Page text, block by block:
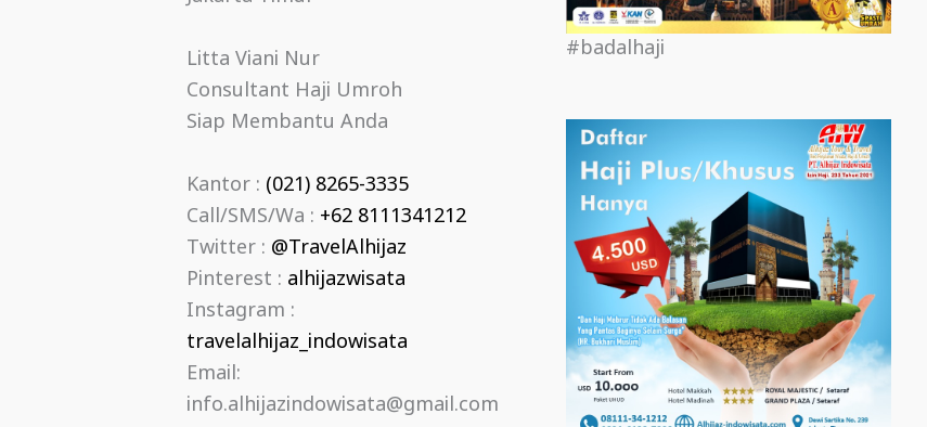
Litta Viani Nur
Consultant Haji Umroh
Siap Membantu Anda
Kantor : (021) 8265-3335
Call/SMS/Wa : +62 8111341212
Twitter : @TravelAlhijaz
Pinterest : alhijazwisata
Instagram :
travelalhijaz_indowisata
Email:
info.alhijazindowisata@gmail.com
#badalhaji